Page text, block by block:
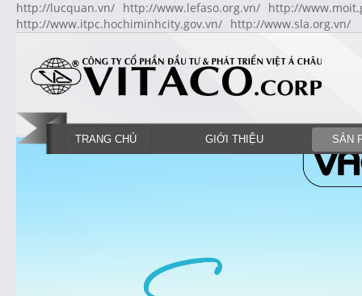
http://lucquan.vn/ http://www.lefaso.org.vn/ http://
http://www.itpc.hochiminhcity.gov.vn/ http://www.sla.org.vn/
TRANG CHỦ GIỚI THIỆU SẢN